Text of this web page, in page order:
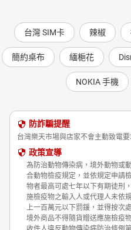
台灣 SIM卡 辣椒
簡約桌布 緬梔花
NOKIA 手機
防詐騙提醒
台灣樂天市場與店家不會主動致電
政策宣導
為防治動物傳染病，境外動物或
合動物檢疫規定，並依規定申請
物者最高可處七年以下有期徒刑
施檢疫物之輸入人或代理人未依
上一百萬元以下罰鍰，並得按次
境外商品不得隨貨贈送應施檢疫